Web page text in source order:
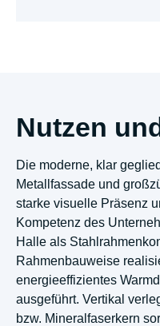
Nutzen
Die moderne, klar
Metallfassade und
starke visuelle Präsenz
Kompetenz des
Halle als
Rahmenbauweise
energieeffizientes
ausgeführt. Vertikal
bzw. Mineralfaserkern